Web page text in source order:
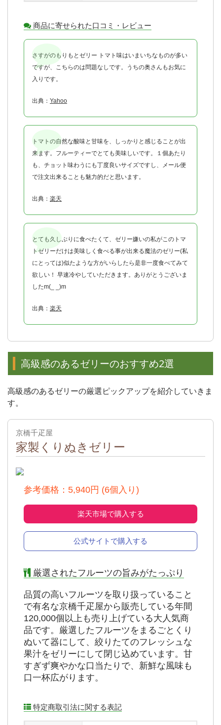
商品に寄せられた口コミ・レビュー
さすがのもりもとゼリー トマト味はいまいちなものが多い
ですが、こちらのは問題なしです。うちの奥さんもお気に
入りです。
出典： Yahoo
トマトの自然な酸味と甘味を、しっかりと感じることが出
来ます。フルーティーでとても美味しいです。１個あたり
も、チョット味わうにも丁度良いサイズですし、メール便
で注文出来ることも魅力的だと思います。
出典： 楽天
とても久しぶりに食べたくて、ゼリー嫌いの私がこのトマ
トゼリーだけは美味しく食べる事が出来る魔法のゼリー(私
にとっては)似たような方がいらしたら是非一度食べてみて
欲しい！ 早速冷やしていただきます。ありがとうございま
したm(_ _)m
出典： 楽天
高級感のあるゼリーのおすすめ2選
高級感のあるゼリーの厳選ピックアップを紹介していきま
す。
京橋千疋屋
家製くりぬきゼリー
参考価格：5,940円 (6個入り)
楽天市場で購入する
公式サイトで購入する
厳選されたフルーツの旨みがたっぷり
品質の高いフルーツを取り扱っていること
で有名な京橋千疋屋から販売している年間
120,000個以上も売り上げている大人気商
品です。厳選したフルーツをまるごとくり
ぬいて器にして、絞りたてのフレッシュな
果汁をゼリーにして閉じ込めています。甘
すぎず爽やかな口当たりで、新鮮な風味も
口一杯広がります。
特定商取引法に関する表記